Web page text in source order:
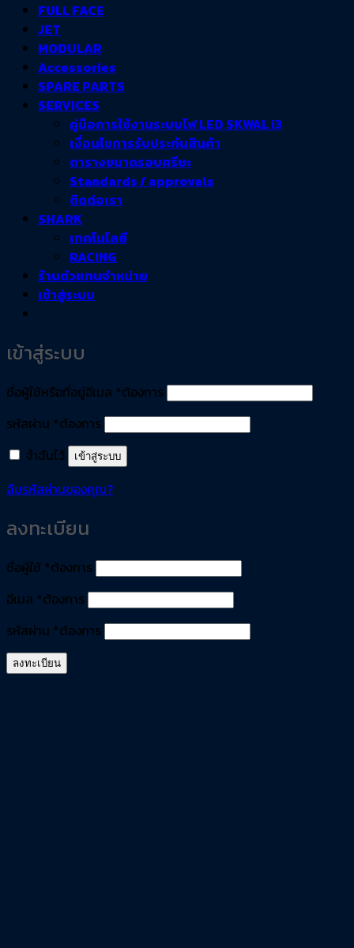
FULL FACE
JET
MODULAR
Accessories
SPARE PARTS
SERVICES
คู่มือการใช้งานระบบไฟ LED SKWAL i3
เงื่อนไขการรับประกันสินค้า
ตารางขนาดรอบศรีษะ
Standards / approvals
ติดต่อเรา
SHARK
เทคโนโลยี
RACING
ร้านตัวแทนจำหน่าย
เข้าสู่ระบบ
เข้าสู่ระบบ
ชื่อผู้ใช้หรือที่อยู่อีเมล *ต้องการ
รหัสผ่าน *ต้องการ
จำฉันไว้
เข้าสู่ระบบ
ลืมรหัสผ่านของคุณ?
ลงทะเบียน
ชื่อผู้ใช้ *ต้องการ
อีเมล *ต้องการ
รหัสผ่าน *ต้องการ
ลงทะเบียน